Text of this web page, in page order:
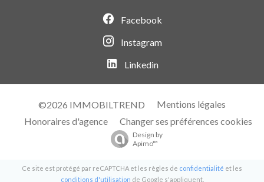
Facebook
Instagram
Linkedin
©2026 IMMOBILTREND
Mentions légales
Honoraires d'agence
Changer ses préférences cookies
Design by
Apimo™
Ce site est protégé par reCAPTCHA et les règles de confidentialité et les
conditions d'utilisation de Google s'appliquent.